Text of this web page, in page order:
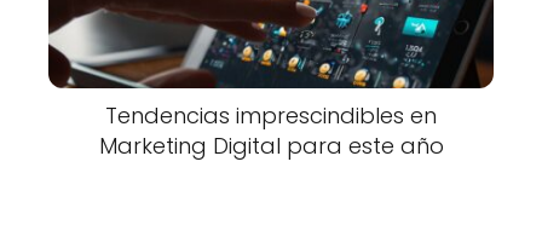
Tendencias imprescindibles en
Marketing Digital para este año